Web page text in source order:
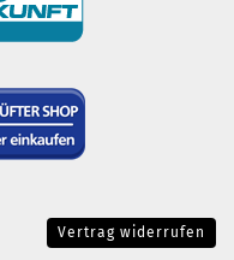
Vertrag widerrufen